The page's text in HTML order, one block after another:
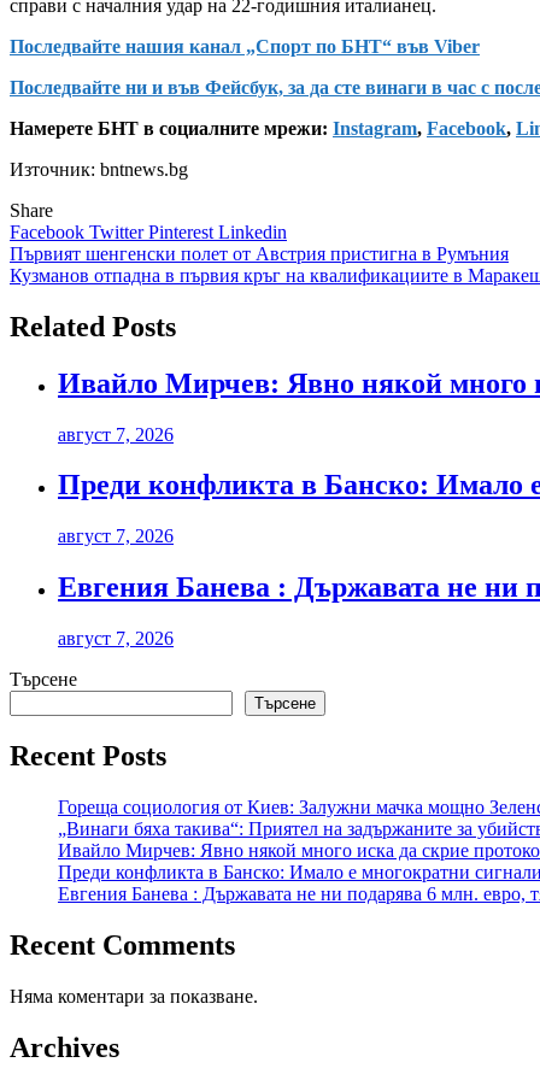
справи с началния удар на 22-годишния италианец.
Последвайте нашия канал „Спорт по БНТ“ във Viber
Последвайте ни и във Фейсбук, за да сте винаги в час с
Намерете БНТ в социалните мрежи: Instagram, Facebook,
Източник: bntnews.bg
Share
Facebook TwitterPinterest Linkedin
Навигация
Първият шенгенски полет от Австрия пристигна в Румъния
Кузманов отпадна в първия кръг на квалификациите в
Related Posts
Ивайло Мирчев: Явно някой много
август 7, 2026
Преди конфликта в Банско: Имало
август 7, 2026
Евгения Банева : Държавата не ни
август 7, 2026
Търсене
Търсене
Recent Posts
Гореща социология от Киев: Залужни мачка мощно
„Винаги бяха такива“: Приятел на задържаните за
Ивайло Мирчев: Явно някой много иска да скрие
Преди конфликта в Банско: Имало е многократни
Евгения Банева : Държавата не ни подарява 6 млн. евро,
Recent Comments
Няма коментари за показване.
Archives